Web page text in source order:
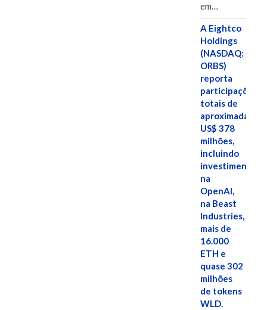
em…
A Eightco
Holdings
(NASDAQ:
ORBS)
reporta
participações
totais de
US$ 378
milhões,
incluindo
investimentos
na
OpenAI,
na Beast
Industries,
mais de
16.000
ETH e
quase 302
milhões
de tokens
WLD.